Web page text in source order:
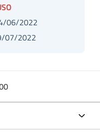
06/2022
07/2022